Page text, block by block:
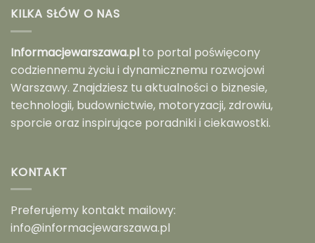
KILKA SŁÓW O NAS
Informacjewarszawa.pl to portal poświęcony
codziennemu życiu i dynamicznemu rozwojowi
Warszawy. Znajdziesz tu aktualności o biznesie,
technologii, budownictwie, motoryzacji, zdrowiu,
sporcie oraz inspirujące poradniki i ciekawostki.
KONTAKT
Preferujemy kontakt mailowy:
info@informacjewarszawa.pl